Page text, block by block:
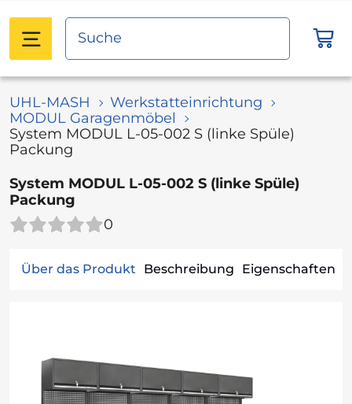
UHL-MASH
Werkstatteinrichtung
MODUL Garagenmöbel
System MODUL L-05-002 S (linke Spüle)
Packung
System MODUL L-05-002 S (linke Spüle)
Packung
0
Über das Produkt Beschreibung Eigenschaften